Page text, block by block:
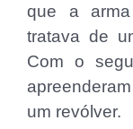
que a
tratava de
Com o
um revólver.